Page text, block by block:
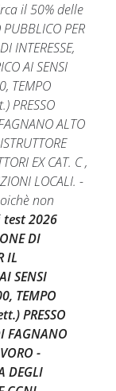
il 50% delle
PER
INTERESSE,
AI SENSI
TEMPO
PRESSO
ALTO
EX CAT. C ,
LOCALI. -
non
test 2026
DI
IL
SENSI
TEMPO
PRESSO
FAGNANO
-
DEGLI